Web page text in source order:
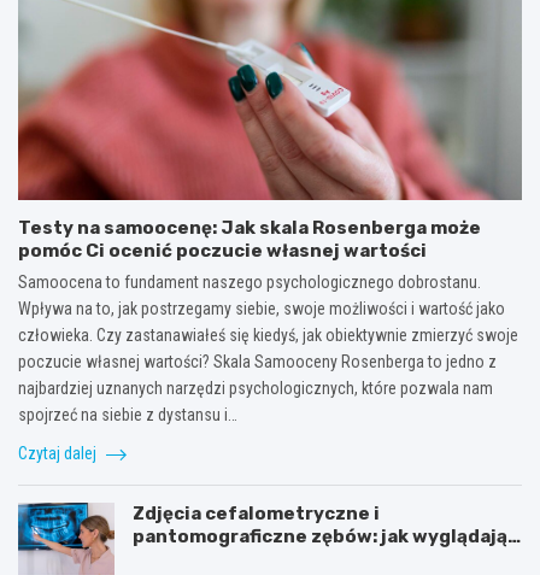
Testy na samoocenę: Jak skala Rosenberga może
pomóc Ci ocenić poczucie własnej wartości
Samoocena to fundament naszego psychologicznego dobrostanu.
Wpływa na to, jak postrzegamy siebie, swoje możliwości i wartość jako
człowieka. Czy zastanawiałeś się kiedyś, jak obiektywnie zmierzyć swoje
poczucie własnej wartości? Skala Samooceny Rosenberga to jedno z
najbardziej uznanych narzędzi psychologicznych, które pozwala nam
spojrzeć na siebie z dystansu i…
Czytaj dalej
Zdjęcia cefalometryczne i
pantomograficzne zębów: jak wyglądają,